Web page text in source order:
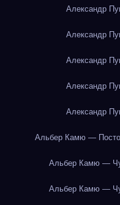
Александр
Александр
Александр
Александр
Александр
Альбер Камю —
Альбер Камю —
Альбер Камю —